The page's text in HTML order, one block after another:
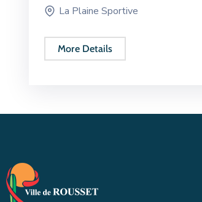
La Plaine Sportive
More Details